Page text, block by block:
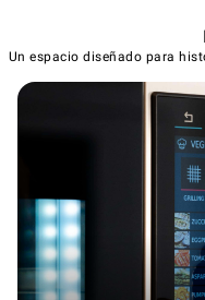
Un espacio diseñado para